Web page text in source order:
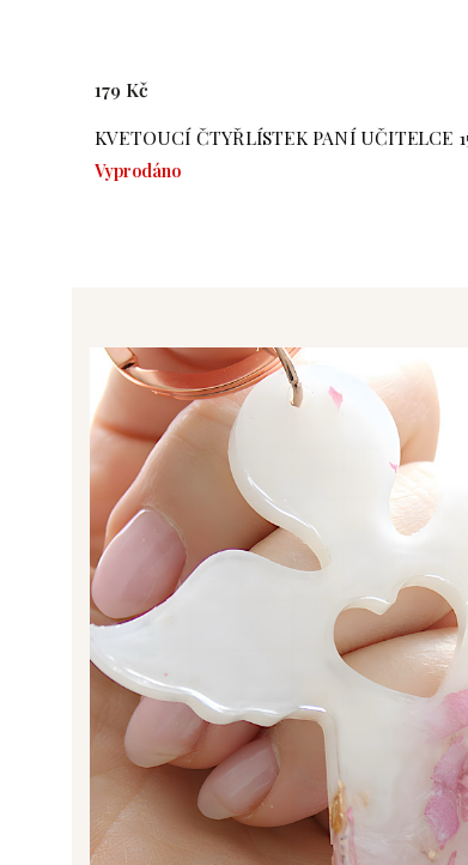
KVETOUCÍ ČTYŘLÍSTEK PANÍ UČITELCE 15
Vyprodáno
179 Kč